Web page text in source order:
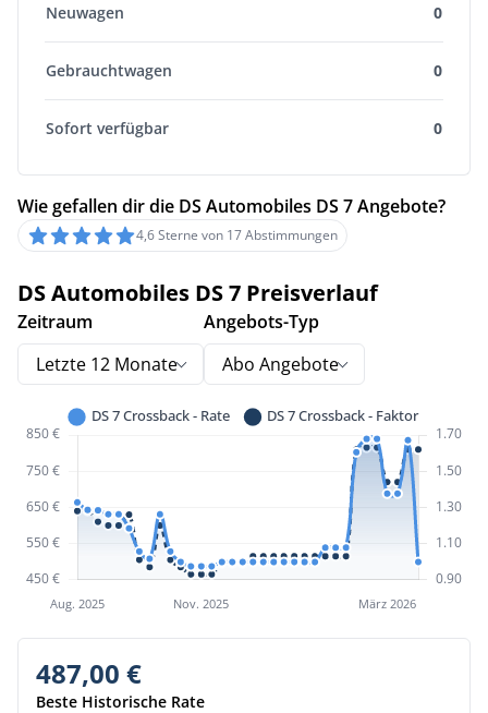
Neuwagen 0
Gebrauchtwagen 0
Sofort verfügbar 0
Wie gefallen dir die DS Automobiles DS 7 Angebote?
4,6 Sterne von 17 Abstimmungen
DS Automobiles DS 7 Preisverlauf
Zeitraum
Letzte 12 Monate
Angebots-Typ
Abo Angebote
487,00 €
Beste Historische Rate